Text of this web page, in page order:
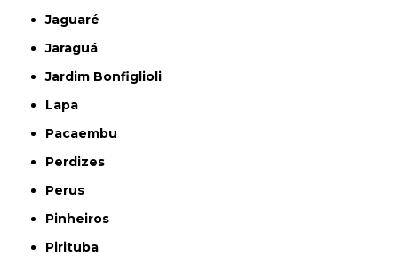
Jaguaré
Jaraguá
Jardim Bonfiglioli
Lapa
Pacaembu
Perdizes
Perus
Pinheiros
Pirituba